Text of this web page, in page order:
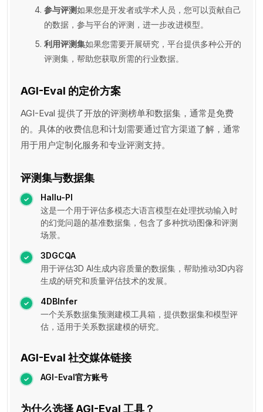
参与评测如果您是开发者或学术人员，您可以贡献自己
的数据，参与平台的评测，进一步改进模型。
利用评测集如果您需要开展研究，平台提供多种公开的
评测集，帮助您获取所需的行业数据。
AGI-Eval 的定价方案
AGI-Eval 提供了开放的评测榜单和数据集，通常是免费
的。具体的收费信息和计划需要通过官方渠道了解，通常
用于用户定制化服务和专业评测支持。
评测集与数据集
Hallu-PI
这是一个用于评估多模态大语言模型在处理扰动输入时
的幻觉问题的基准数据集，包含了多种扰动图像和评测
场景。
3DGCQA
用于评估3D AI生成内容质量的数据集，帮助推动3D内容
生成的研究和质量评估技术的发展。
4DBInfer
一个关系数据集预测建模工具箱，提供数据集和模型评
估，适用于关系数据建模的研究。
AGI-Eval 社交媒体链接
AGI-Eval官方账号
为什么选择 AGI-Eval 工具？